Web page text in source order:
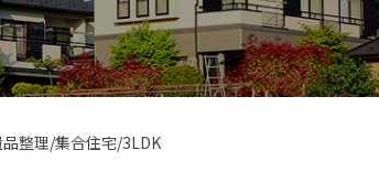
整理/集合住宅/3LDK